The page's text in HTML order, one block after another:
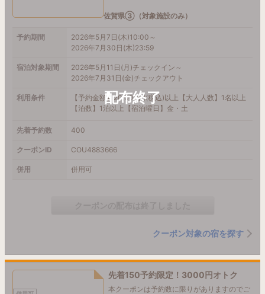
佐賀県③（対象施設のみ）
予約期間
2026年5月7日(木)10:00～
2026年7月30日(木)23:59
宿泊対象期間
2026年5月11日(月)チェックイン～
2026年7月31日(金)チェックアウト
利用条件
【予約金額】20,000円(税込)以上【大人人数】1名以上
【泊数】1泊以上【宿泊曜日】金・土
先着予約数 400
クーポンID COU4883666
併用 併用可
クーポン対象の宿を探す
先着150予約限定！3000円オトク
本クーポンは予約数に限りがありますのでご